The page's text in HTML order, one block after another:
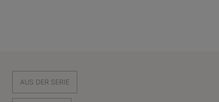
AUS DER SERIE